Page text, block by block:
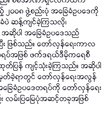
၂၀၀၈ ဖွဲ့စည်းပုံ အခြေခံဥပဒေကို
ပဲ ဆန့်ကျင်ခဲ့ကြသလို၊
ဆိုပါ အခြေခံဥပဒေသည်
ပြီး ဖြစ်သည်။ တော်လှန်ရေးကာလ
ပ်အဖြစ် ဖက်ဒရယ်ဒီမိုကရေစီ
ပြန် ကျင့်သုံးခဲ့ကြသည်။ အဆိုပါ
ျမှတ်ခဲ့ရာတွင် တော်လှန်ရေးအလွန်
ြေခံဥပဒေတရပ်ကို တော်လှန်ရေး
မ်းပြမြေပုံအဆင့်တခုအဖြစ်